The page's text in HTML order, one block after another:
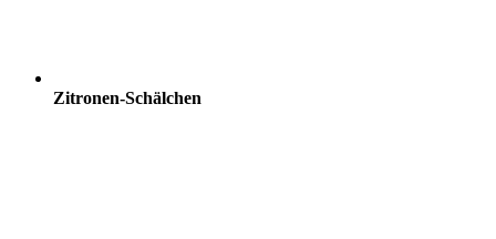
Zitronen-Schälchen